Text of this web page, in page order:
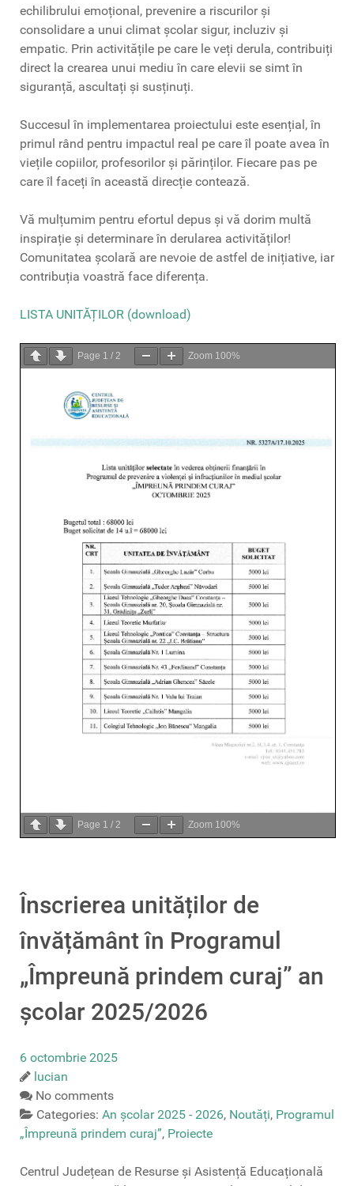
echilibrului emoțional, prevenire a riscurilor și
consolidare a unui climat școlar sigur, incluziv și
empatic. Prin activitățile pe care le veți derula, contribuiți
direct la crearea unui mediu în care elevii se simt în
siguranță, ascultați și susținuți.
Succesul în implementarea proiectului este esențial, în
primul rând pentru impactul real pe care îl poate avea în
viețile copiilor, profesorilor și părinților. Fiecare pas pe
care îl faceți în această direcție contează.
Vă mulțumim pentru efortul depus și vă dorim multă
inspirație și determinare în derularea activităților!
Comunitatea școlară are nevoie de astfel de inițiative, iar
contribuția voastră face diferența.
LISTA UNITĂȚILOR (download)
Page 1 / 2 Zoom 100%
Page 1 / 2 Zoom 100%
Înscrierea unităților de
învățământ în Programul
„Împreună prindem curaj” an
școlar 2025/2026
6 octombrie 2025
lucian
No comments
Categories: An școlar 2025 - 2026, Noutăți, Programul
„Împreună prindem curaj”, Proiecte
Centrul Județean de Resurse și Asistență Educațională